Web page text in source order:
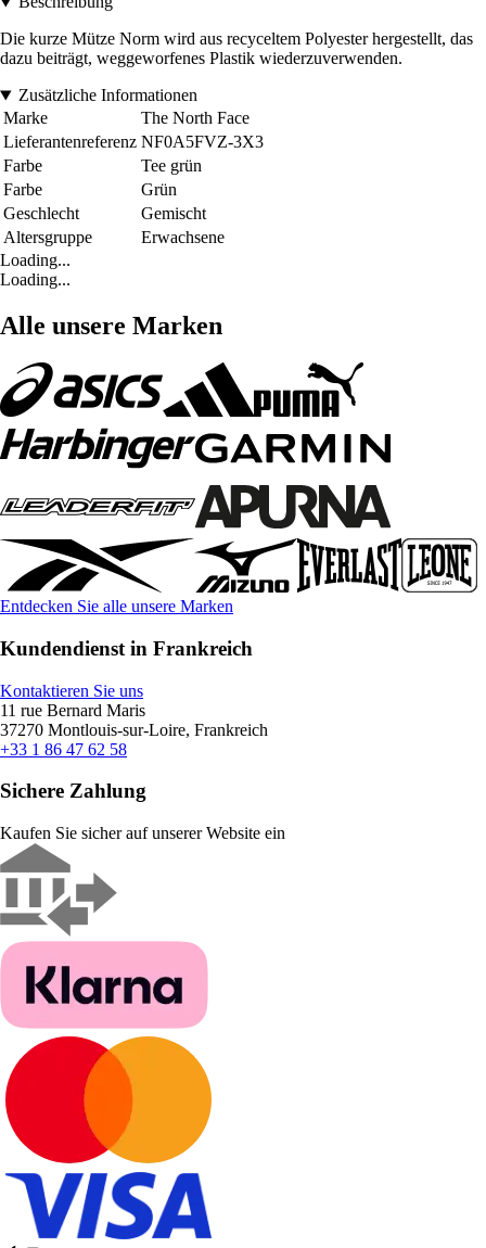
Die kurze Mütze Norm wird aus recyceltem Polyester hergestellt, das
dazu beiträgt, weggeworfenes Plastik wiederzuverwenden.
Zusätzliche Informationen
Marke
The North Face
Lieferantenreferenz NF0A5FVZ-3X3
Farbe
Tee grün
Farbe
Grün
Geschlecht
Gemischt
Altersgruppe
Erwachsene
Loading...
Loading...
Alle unsere Marken
Entdecken Sie alle unsere Marken
Kundendienst in Frankreich
Kontaktieren Sie uns
11 rue Bernard Maris
37270 Montlouis-sur-Loire, Frankreich
+33 1 86 47 62 58
Sichere Zahlung
Kaufen Sie sicher auf unserer Website ein